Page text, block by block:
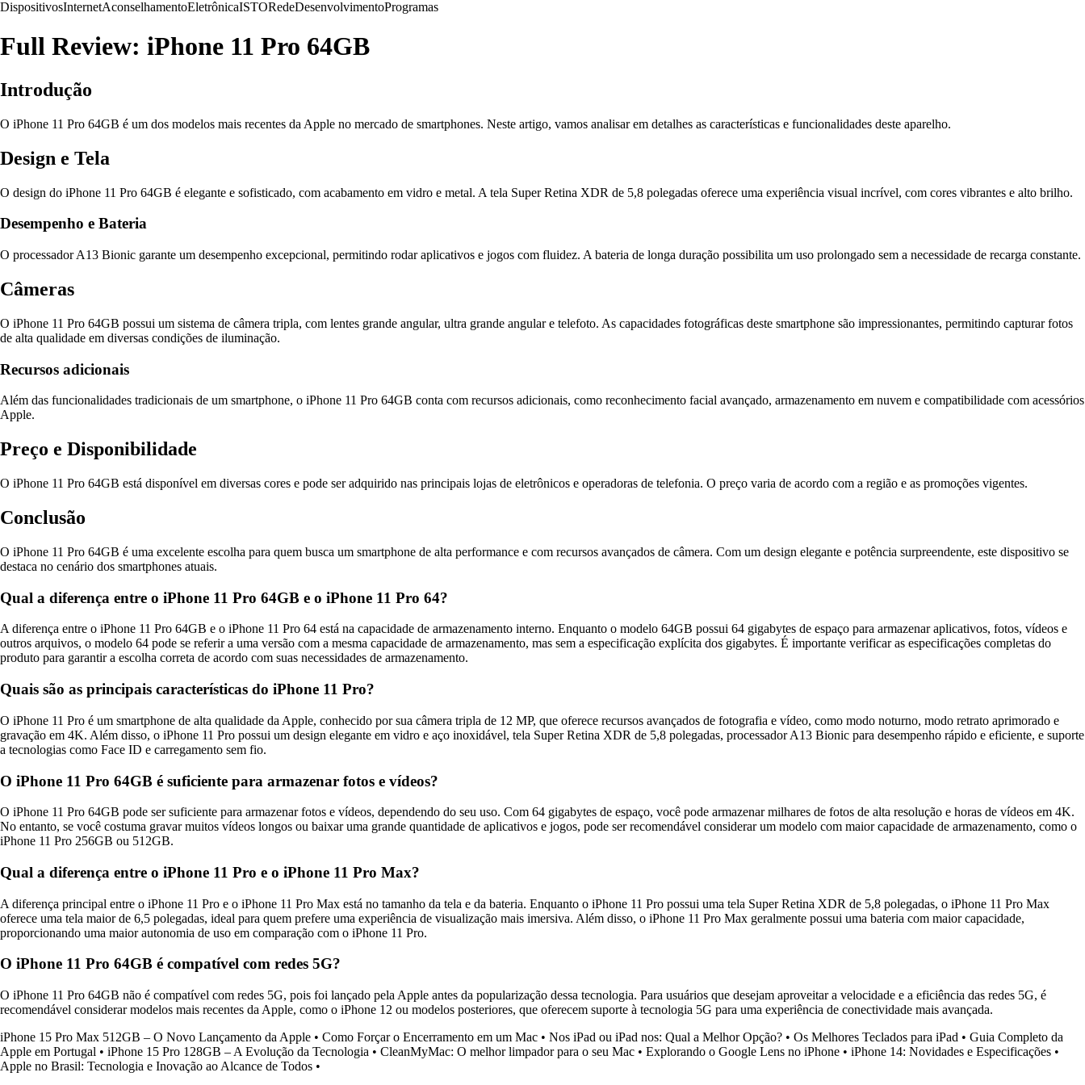
DispositivosInternetAconselhamentoEletrônicaISTORedeDesenvolvimentoProgramas
Full Review: iPhone 11 Pro 64GB
Introdução
O iPhone 11 Pro 64GB é um dos modelos mais recentes da Apple no mercado de smartphones. Neste artigo, vamos analisar em detalhes as características e funcionalidades deste aparelho.
Design e Tela
O design do iPhone 11 Pro 64GB é elegante e sofisticado, com acabamento em vidro e metal. A tela Super Retina XDR de 5,8 polegadas oferece uma experiência visual incrível, com cores vibrantes e alto brilho.
Desempenho e Bateria
O processador A13 Bionic garante um desempenho excepcional, permitindo rodar aplicativos e jogos com fluidez. A bateria de longa duração possibilita um uso prolongado sem a necessidade de recarga constante.
Câmeras
O iPhone 11 Pro 64GB possui um sistema de câmera tripla, com lentes grande angular, ultra grande angular e telefoto. As capacidades fotográficas deste smartphone são impressionantes, permitindo capturar fotos
de alta qualidade em diversas condições de iluminação.
Recursos adicionais
Além das funcionalidades tradicionais de um smartphone, o iPhone 11 Pro 64GB conta com recursos adicionais, como reconhecimento facial avançado, armazenamento em nuvem e compatibilidade com acessórios
Apple.
Preço e Disponibilidade
O iPhone 11 Pro 64GB está disponível em diversas cores e pode ser adquirido nas principais lojas de eletrônicos e operadoras de telefonia. O preço varia de acordo com a região e as promoções vigentes.
Conclusão
O iPhone 11 Pro 64GB é uma excelente escolha para quem busca um smartphone de alta performance e com recursos avançados de câmera. Com um design elegante e potência surpreendente, este dispositivo se
destaca no cenário dos smartphones atuais.
Qual a diferença entre o iPhone 11 Pro 64GB e o iPhone 11 Pro 64?
A diferença entre o iPhone 11 Pro 64GB e o iPhone 11 Pro 64 está na capacidade de armazenamento interno. Enquanto o modelo 64GB possui 64 gigabytes de espaço para armazenar aplicativos, fotos, vídeos e
outros arquivos, o modelo 64 pode se referir a uma versão com a mesma capacidade de armazenamento, mas sem a especificação explícita dos gigabytes. É importante verificar as especificações completas do
produto para garantir a escolha correta de acordo com suas necessidades de armazenamento.
Quais são as principais características do iPhone 11 Pro?
O iPhone 11 Pro é um smartphone de alta qualidade da Apple, conhecido por sua câmera tripla de 12 MP, que oferece recursos avançados de fotografia e vídeo, como modo noturno, modo retrato aprimorado e
gravação em 4K. Além disso, o iPhone 11 Pro possui um design elegante em vidro e aço inoxidável, tela Super Retina XDR de 5,8 polegadas, processador A13 Bionic para desempenho rápido e eficiente, e suporte
a tecnologias como Face ID e carregamento sem fio.
O iPhone 11 Pro 64GB é suficiente para armazenar fotos e vídeos?
O iPhone 11 Pro 64GB pode ser suficiente para armazenar fotos e vídeos, dependendo do seu uso. Com 64 gigabytes de espaço, você pode armazenar milhares de fotos de alta resolução e horas de vídeos em 4K.
No entanto, se você costuma gravar muitos vídeos longos ou baixar uma grande quantidade de aplicativos e jogos, pode ser recomendável considerar um modelo com maior capacidade de armazenamento, como o
iPhone 11 Pro 256GB ou 512GB.
Qual a diferença entre o iPhone 11 Pro e o iPhone 11 Pro Max?
A diferença principal entre o iPhone 11 Pro e o iPhone 11 Pro Max está no tamanho da tela e da bateria. Enquanto o iPhone 11 Pro possui uma tela Super Retina XDR de 5,8 polegadas, o iPhone 11 Pro Max
oferece uma tela maior de 6,5 polegadas, ideal para quem prefere uma experiência de visualização mais imersiva. Além disso, o iPhone 11 Pro Max geralmente possui uma bateria com maior capacidade,
proporcionando uma maior autonomia de uso em comparação com o iPhone 11 Pro.
O iPhone 11 Pro 64GB é compatível com redes 5G?
O iPhone 11 Pro 64GB não é compatível com redes 5G, pois foi lançado pela Apple antes da popularização dessa tecnologia. Para usuários que desejam aproveitar a velocidade e a eficiência das redes 5G, é
recomendável considerar modelos mais recentes da Apple, como o iPhone 12 ou modelos posteriores, que oferecem suporte à tecnologia 5G para uma experiência de conectividade mais avançada.
iPhone 15 Pro Max 512GB – O Novo Lançamento da Apple • Como Forçar o Encerramento em um Mac • Nos iPad ou iPad nos: Qual a Melhor Opção? • Os Melhores Teclados para iPad • Guia Completo da
Apple em Portugal • iPhone 15 Pro 128GB – A Evolução da Tecnologia • CleanMyMac: O melhor limpador para o seu Mac • Explorando o Google Lens no iPhone • iPhone 14: Novidades e Especificações •
Apple no Brasil: Tecnologia e Inovação ao Alcance de Todos •